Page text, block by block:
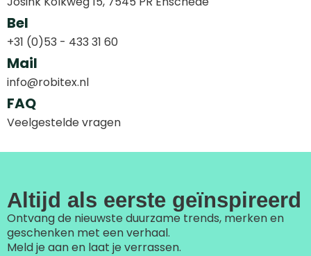
Bel
+31 (0)53 - 433 31 60
Mail
info@robitex.nl
FAQ
Veelgestelde vragen
Altijd als eerste geïnspireerd
Ontvang de nieuwste duurzame trends, merken en
geschenken met een verhaal.
Meld je aan en laat je verrassen.